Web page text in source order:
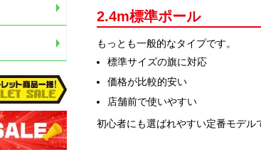
2.4m標準ポール
もっとも一般的なタイプです。
標準サイズの旗に対応
価格が比較的安い
店舗前で使いやすい
初心者にも選ばれやすい定番モデル